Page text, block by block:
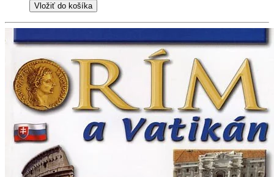
Vložiť do košíka